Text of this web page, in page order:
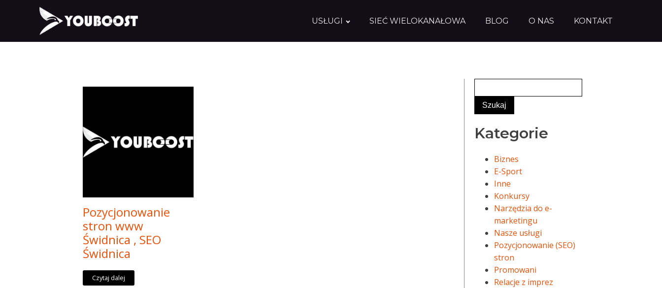
USŁUGI SIEĆ WIELOKANAŁOWA BLOG O NAS KONTAKT
Pozycjonowanie
stron www
Świdnica , SEO
Świdnica
Czytaj dalej
Kategorie
Biznes
E-Sport
Inne
Konkursy
Narzędzia do e-
marketingu
Nasze usługi
Pozycjonowanie (SEO)
stron
Promowani
Relacje z imprez